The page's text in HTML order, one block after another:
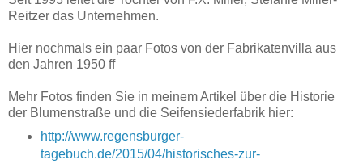
Reitzer das Unternehmen.
Hier nochmals ein paar Fotos von der Fabrikatenvilla aus
den Jahren 1950 ff
Mehr Fotos finden Sie in meinem Artikel über die Historie
der Blumenstraße und die Seifensiederfabrik hier:
http://www.regensburger-
tagebuch.de/2015/04/historisches-zur-